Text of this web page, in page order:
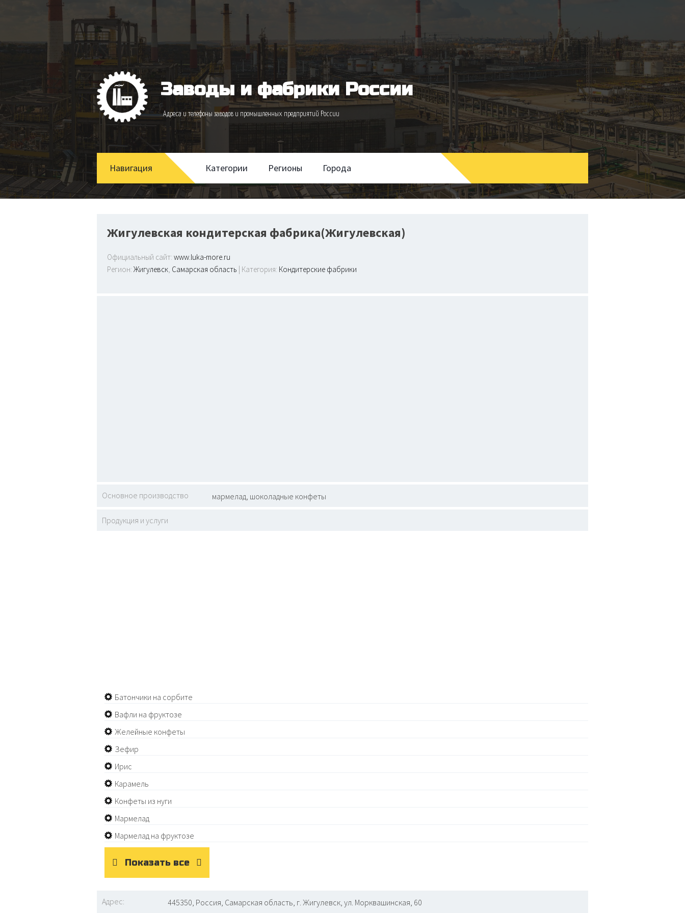
Заводы и фабрики России
Адреса и телефоны заводов и промышленных предприятий России
Навигация Категории Регионы Города
Жигулевская кондитерская фабрика(Жигулевская)
Официальный сайт: www.luka-more.ru
Регион: Жигулевск, Самарская область | Категория: Кондитерские фабрики
Основное производство мармелад, шоколадные конфеты
Продукция и услуги
Батончики на сорбите
Вафли на фруктозе
Желейные конфеты
Зефир
Ирис
Карамель
Конфеты из нуги
Мармелад
Мармелад на фруктозе
Показать все
Адрес: 445350, Россия, Самарская область, г. Жигулевск, ул. Морквашинская, 60